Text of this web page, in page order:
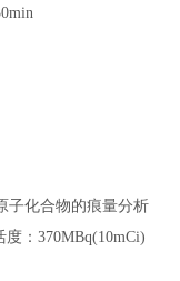
子化合物的痕量分析
度： 370MBq(10mCi)